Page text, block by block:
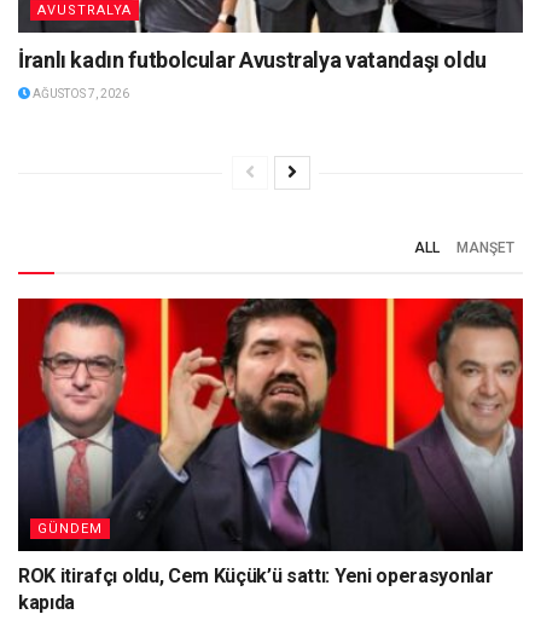
AVUSTRALYA
İranlı kadın futbolcular Avustralya vatandaşı oldu
AĞUSTOS 7, 2026
ALL MANŞET
GÜNDEM
ROK itirafçı oldu, Cem Küçük’ü sattı: Yeni operasyonlar
kapıda